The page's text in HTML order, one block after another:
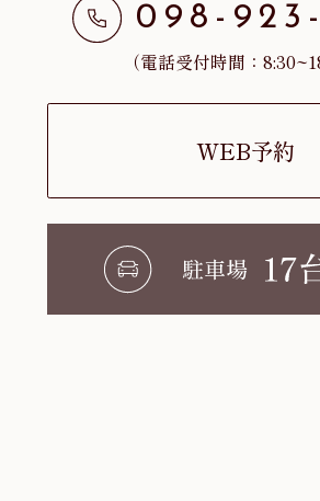
098-
（電話受付時間：
WEB予約